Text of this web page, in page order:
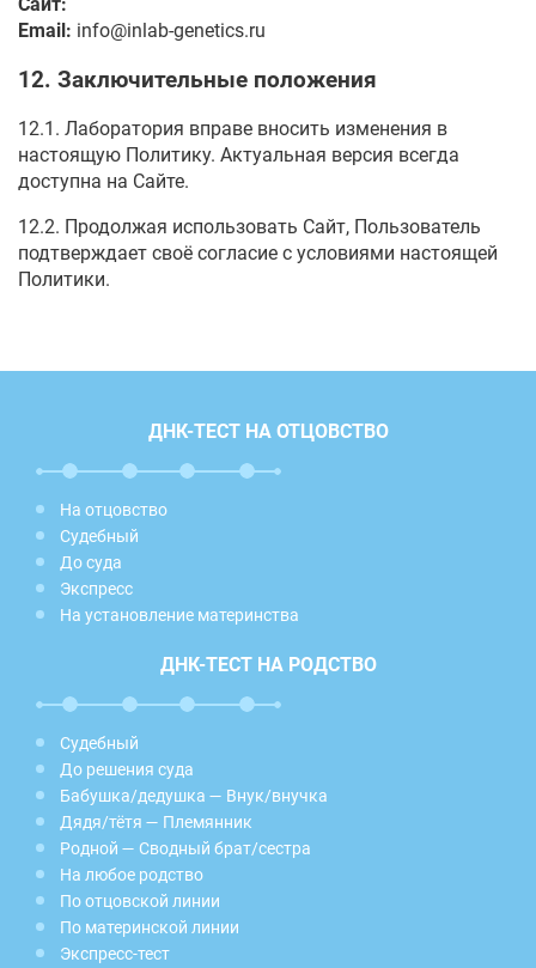
Сайт:
Email: info@inlab-genetics.ru
12. Заключительные положения
12.1. Лаборатория вправе вносить изменения в
настоящую Политику. Актуальная версия всегда
доступна на Сайте.
12.2. Продолжая использовать Сайт, Пользователь
подтверждает своё согласие с условиями настоящей
Политики.
ДНК-ТЕСТ НА ОТЦОВСТВО
На отцовство
Судебный
До суда
Экспресс
На установление материнства
ДНК-ТЕСТ НА РОДСТВО
Судебный
До решения суда
Бабушка/дедушка — Внук/внучка
Дядя/тётя — Племянник
Родной — Сводный брат/сестра
На любое родство
По отцовской линии
По материнской линии
Экспресс-тест